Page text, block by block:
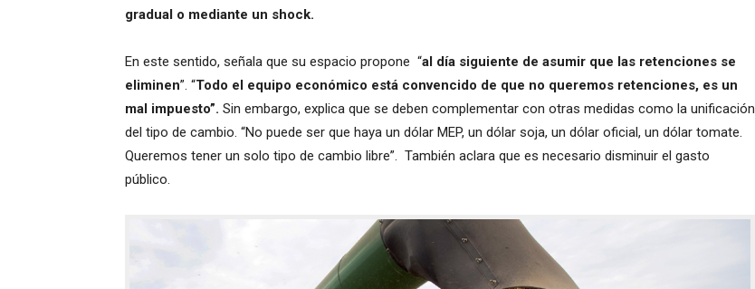
gradual o mediante un shock.
En este sentido, señala que su espacio propone “al día siguiente de asumir que las retenciones se
eliminen”. “Todo el equipo económico está convencido de que no queremos retenciones, es un
mal impuesto”. Sin embargo, explica que se deben complementar con otras medidas como la unificación
del tipo de cambio. “No puede ser que haya un dólar MEP, un dólar soja, un dólar oficial, un dólar tomate.
Queremos tener un solo tipo de cambio libre”. También aclara que es necesario disminuir el gasto
público.